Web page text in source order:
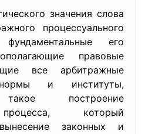
значения слова
процессуального
его
правовые
все арбитражные
нормы и институты,
построение
который
законных и